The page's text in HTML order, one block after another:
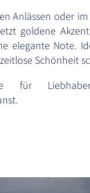
Anlässen oder
goldene
elegante Note.
Schönheit
für